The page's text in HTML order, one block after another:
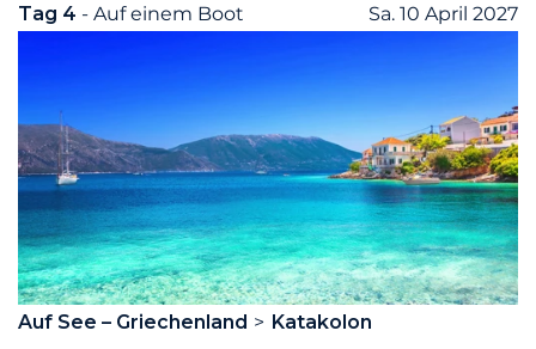
Tag 4 - Auf einem Boot Sa. 10 April 2027
Auf See – Griechenland
Katakolon